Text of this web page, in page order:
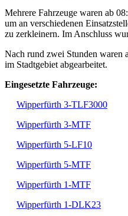
Mehrere Fahrzeuge waren ab
um an verschiedenen
zu zerkleinern. Im Anschluss
Nach rund zwei Stunden waren
im Stadtgebiet abgearbeitet.
Eingesetzte Fahrzeuge:
Wipperfürth 3-TLF3000
Wipperfürth 3-MTF
Wipperfürth 5-LF10
Wipperfürth 5-MTF
Wipperfürth 1-MTF
Wipperfürth 1-DLK23